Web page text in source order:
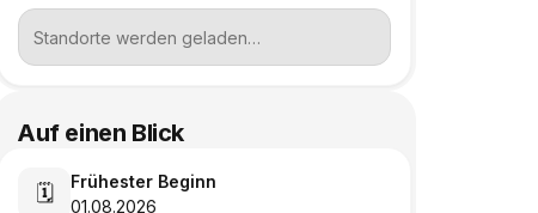
Auf einen Blick
🗓️
Frühester Beginn
01.08.2026